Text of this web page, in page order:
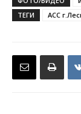
ТЕГИ
АСС